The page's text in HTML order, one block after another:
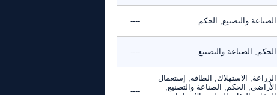
الصناعة والتصنيع, الحكم ----
الحكم, الصناعة والتصنيع ----
الزراعة, الاستهلاك, الطاقه, إستعمال
الأراضي, الحكم, الصناعة والتصنيع,
----